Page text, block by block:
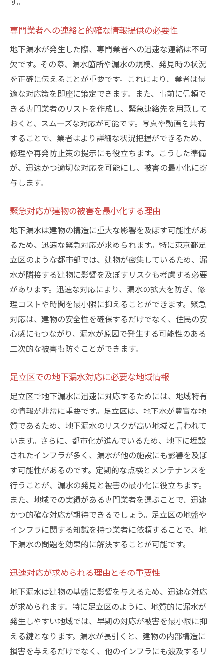
専門業者への連絡と的確な情報提供の必要性
地下漏水が発生した際、専門業者への迅速な連絡は不可
欠です。その際、漏水箇所や漏水の規模、発見時の状況
を正確に伝えることが重要です。これにより、業者は最
適な対応策を即座に策定できます。また、事前に信頼で
きる専門業者のリストを作成し、緊急連絡先を用意して
おくと、スムーズな対応が可能です。写真や動画を共有
することで、業者はより詳細な状況把握ができるため、
修理や再発防止策の提示にも役立ちます。こうした準備
が、迅速かつ適切な対応を可能にし、被害の最小化に寄
与します。
緊急対応が建物の被害を最小化する理由
地下漏水は建物の構造に重大な影響を及ぼす可能性があ
るため、迅速な緊急対応が求められます。特に東京都足
立区のような都市部では、建物が密集しているため、漏
水が隣接する建物に影響を及ぼすリスクも考慮する必要
があります。迅速な対応により、漏水の拡大を防ぎ、修
理コストや時間を最小限に抑えることができます。緊急
対応は、建物の安全性を確保するだけでなく、住民の安
心感にもつながり、漏水が原因で発生する可能性のある
二次的な被害も防ぐことができます。
足立区での地下漏水対応に必要な地域情報
足立区で地下漏水に迅速に対応するためには、地域特有
の情報が非常に重要です。足立区は、地下水が豊富な地
質であるため、地下漏水のリスクが高い地域と言われて
います。さらに、都市化が進んでいるため、地下に埋設
されたインフラが多く、漏水が他の施設にも影響を及ぼ
す可能性があるのです。定期的な点検とメンテナンスを
行うことが、漏水の発見と被害の最小化に役立ちます。
また、地域での実績がある専門業者を選ぶことで、迅速
かつ的確な対応が期待できるでしょう。足立区の地盤や
インフラに関する知識を持つ業者に依頼することで、地
下漏水の問題を効果的に解決することが可能です。
迅速対応が求められる理由とその重要性
地下漏水は建物の基盤に影響を与えるため、迅速な対応
が求められます。特に足立区のように、地質的に漏水が
発生しやすい地域では、早期の対応が被害を最小限に抑
える鍵となります。漏水が長引くと、建物の内部構造に
損害を与えるだけでなく、他のインフラにも波及するリ